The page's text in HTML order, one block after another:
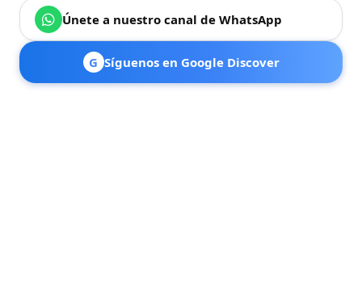
Únete a nuestro canal de WhatsApp
G Síguenos en Google Discover